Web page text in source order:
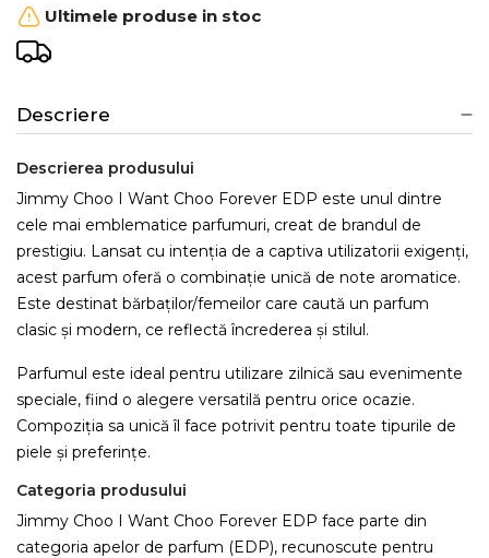
Ultimele produse in stoc
Descriere
Descrierea produsului
Jimmy Choo I Want Choo Forever EDP este unul dintre
cele mai emblematice parfumuri, creat de brandul de
prestigiu. Lansat cu intenția de a captiva utilizatorii exigenți,
acest parfum oferă o combinație unică de note aromatice.
Este destinat bărbaților/femeilor care caută un parfum
clasic și modern, ce reflectă încrederea și stilul.
Parfumul este ideal pentru utilizare zilnică sau evenimente
speciale, fiind o alegere versatilă pentru orice ocazie.
Compoziția sa unică îl face potrivit pentru toate tipurile de
piele și preferințe.
Categoria produsului
Jimmy Choo I Want Choo Forever EDP face parte din
categoria apelor de parfum (EDP), recunoscute pentru